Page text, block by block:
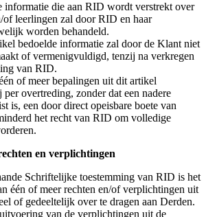
informatie die aan RID wordt verstrekt over
of leerlingen zal door RID en haar
worden behandeld.
bedoelde informatie zal door de Klant niet
of vermenigvuldigd, tenzij na verkregen
van RID.
of meer bepalingen uit dit artikel
overtreding, zonder dat een nadere
is, een door direct opeisbare boete van
het recht van RID om volledige
en verplichtingen
Schriftelijke toestemming van RID is het
één of meer rechten en/of verplichtingen uit
of gedeeltelijk over te dragen aan Derden.
van de verplichtingen uit de